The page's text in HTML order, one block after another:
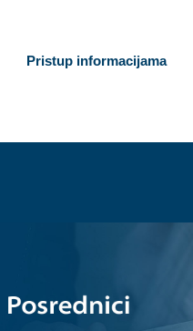
Pristup informacijama